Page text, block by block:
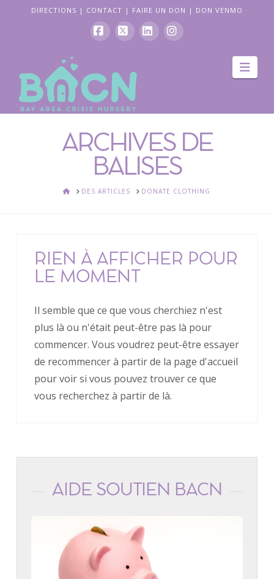
DIRECTIONS | CONTACT | FAIRE UN DON | DON VENMO
La
ARCHIVES DE
BALISES
ACCUEIL
DES ARTICLES DONATE CLOTHING
RIEN À AFFICHER POUR
LE MOMENT
Il semble que ce que vous cherchiez n'est
plus là ou n'était peut-être pas là pour
commencer. Vous voudrez peut-être essayer
de recommencer à partir de la page d'accueil
pour voir si vous pouvez trouver ce que
vous recherchez à partir de là.
AIDE SOUTIEN BACN